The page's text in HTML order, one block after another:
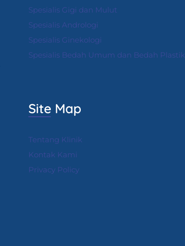
Spesialis Gigi dan Mulut
Spesialis Andrologi
Spesialis Ginekologi
Spesialis Bedah Umum dan Bedah Plastik
Site Map
Tentang Klinik
Kontak Kami
Privacy Policy